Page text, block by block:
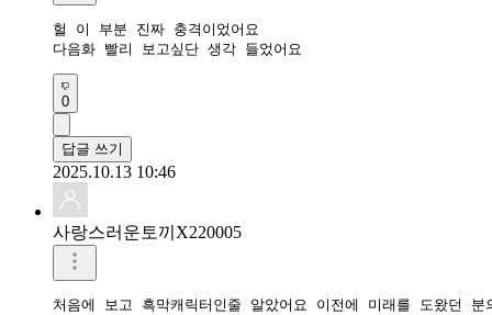
헐 이 부분 진짜 충격이었어요
다음화 빨리 보고싶단 생각 들었어요
0
답글 쓰기
2025.10.13 10:46
사랑스러운토끼X220005
처음에 보고 흑막캐릭터인줄 알았어요 이전에 미래를 도왔던 분